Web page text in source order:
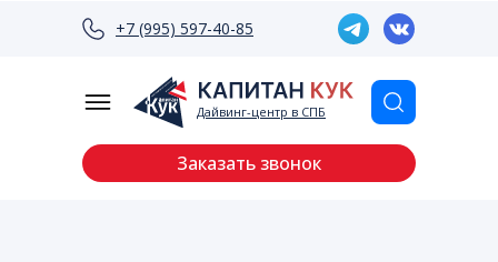
Дайвинг-центр в СПБ
+7 (995) 597-40-85
Заказать звонок